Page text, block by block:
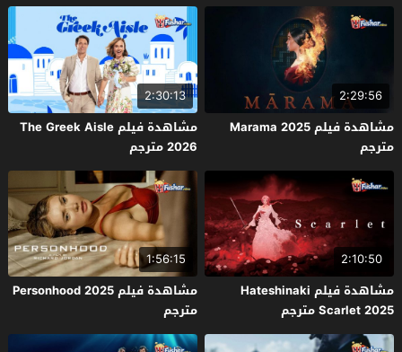
2:29:56
مشاهدة فيلم Marama 2025
مترجم
2:30:13
مشاهدة فيلم The Greek Aisle
2026 مترجم
2:10:50
مشاهدة فيلم Hateshinaki
Scarlet 2025 مترجم
1:56:15
مشاهدة فيلم Personhood 2025
مترجم